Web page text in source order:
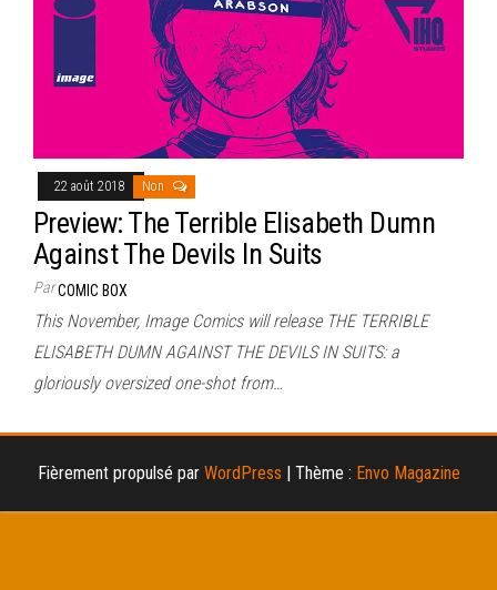
22 août 2018 Non
Preview: The Terrible Elisabeth Dumn
Against The Devils In Suits
ParCOMIC BOX
This November, Image Comics will release THE TERRIBLE
ELISABETH DUMN AGAINST THE DEVILS IN SUITS: a
gloriously oversized one-shot from…
Fièrement propulsé par WordPress Thème : Envo Magazine